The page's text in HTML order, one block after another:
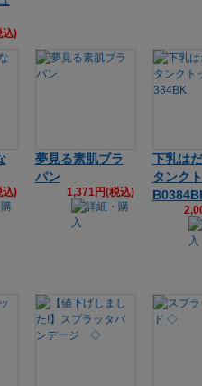
込)
込)
夢見る素肌ブラ
パン
1,371円(税込)
下乳は
タンク